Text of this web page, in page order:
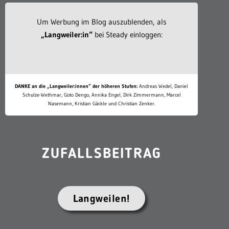
Um Werbung im Blog auszublenden, als
„Langweiler:in“bei Steady einloggen:
DANKE an die „Langweiler:innen“ der höheren Stufen: Andreas Wedel, Daniel
Schulze-Wethmar, Goto Dengo, Annika Engel, Dirk Zimmermann, Marcel
Nasemann, Kristian Gäckle und Christian Zenker.
ZUFALLSBEITRAG
Langweilen!